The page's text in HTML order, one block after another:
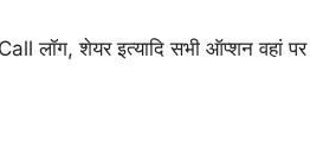
लॉग, शेयर इत्यादि सभी ऑप्शन वहां पर